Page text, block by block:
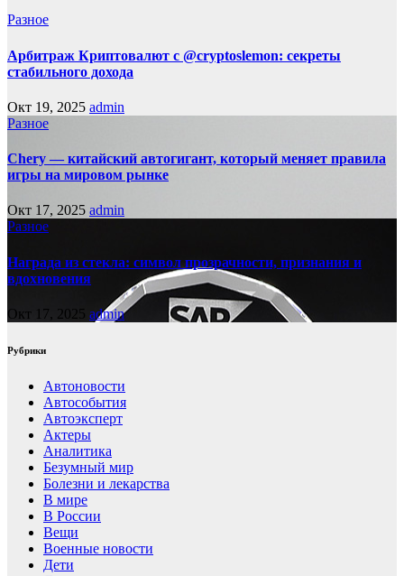
Разное
Арбитраж Криптовалют с @cryptoslemon: секреты
стабильного дохода
Окт 19, 2025 admin
Разное
Chery — китайский автогигант, который меняет правила
игры на мировом рынке
Окт 17, 2025 admin
Разное
Награда из стекла: символ прозрачности, признания и
вдохновения
Окт 17, 2025 admin
Рубрики
Автоновости
Автособытия
Автоэксперт
Актеры
Аналитика
Безумный мир
Болезни и лекарства
В мире
В России
Вещи
Военные новости
Дети